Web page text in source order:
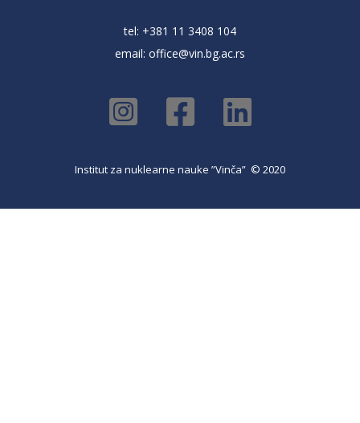
tel: +381 11 3408 104
email: office@vin.bg.ac.rs
Institut za nuklearne nauke ”Vinča” © 2020